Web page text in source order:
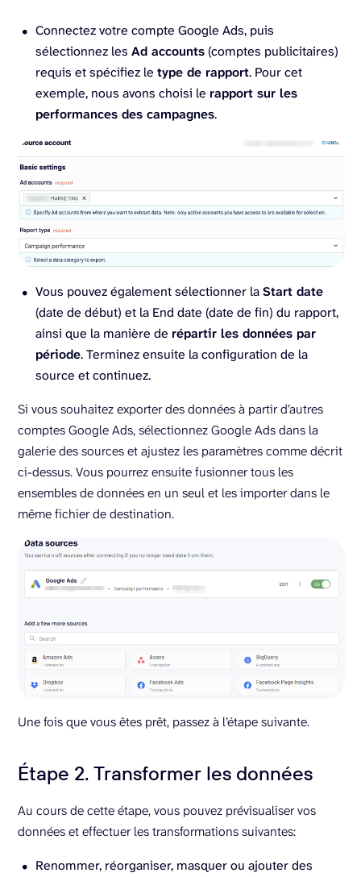
Connectez votre compte Google Ads, puis
sélectionnez les Ad accounts(comptes publicitaires)
requis et spécifiez le type de rapport. Pour cet
exemple, nous avons choisi le rapport sur les
performances des campagnes.
Vous pouvez également sélectionner laStart date
(date de début) et la End date (date de fin) du rapport,
ainsi que la manière de répartir les données par
période. Terminez ensuite la configuration de la
source et continuez.
Si vous souhaitez exporter des données à partir d’autres
comptes Google Ads, sélectionnez Google Ads dans la
galerie des sources et ajustez les paramètres comme décrit
ci-dessus. Vous pourrez ensuite fusionner tous les
ensembles de données en un seul et les importer dans le
même fichier de destination.
Une fois que vous êtes prêt, passez à l’étape suivante.
Étape 2. Transformer les données
Au cours de cette étape, vous pouvez prévisualiser vos
données et effectuer les transformations suivantes:
Renommer, réorganiser, masquer ou ajouter des